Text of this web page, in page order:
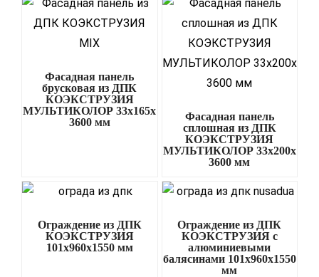
Фасадная панель
брусковая из ДПК
КОЭКСТРУЗИЯ
МУЛЬТИКОЛОР 33х165х
3600 мм
Фасадная панель
сплошная из ДПК
КОЭКСТРУЗИЯ
МУЛЬТИКОЛОР 33х200х
3600 мм
Ограждение из ДПК
КОЭКСТРУЗИЯ
101х960х1550 мм
Ограждение из ДПК
КОЭКСТРУЗИЯ с
алюминиевыми
балясинами 101х960х1550
мм